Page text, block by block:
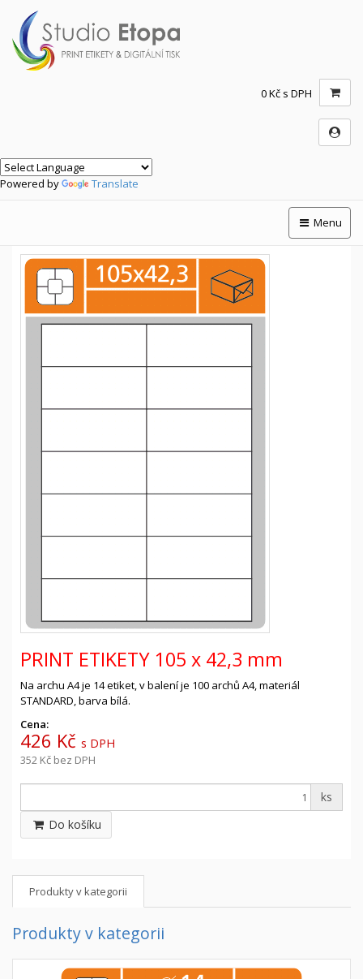
0 Kč s DPH
Powered by Translate
Menu
PRINT ETIKETY 105 x 42,3 mm
Na archu A4 je 14 etiket, v balení je 100 archů A4, materiál
STANDARD, barva bílá.
Cena:
426 Kč s DPH
352 Kč bez DPH
ks
Do košíku
Produkty v kategorii
Produkty v kategorii